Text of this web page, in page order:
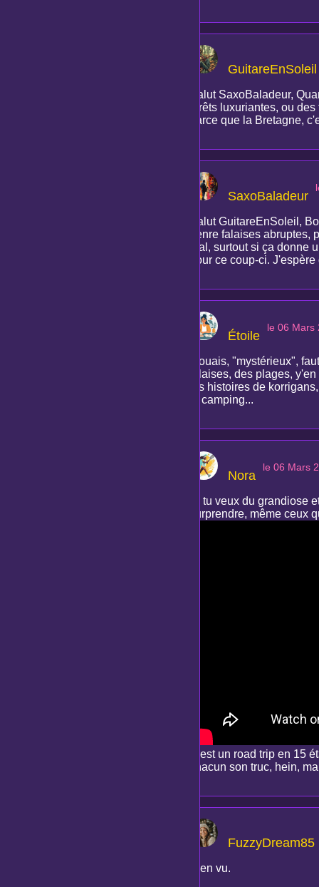
GuitareEnSoleil
Salut SaxoBaladeur,
forêts luxuriantes, ou
parce que la Bretagne,
SaxoBaladeur
Salut GuitareEnSoleil,
genre falaises
mal, surtout si ça donne
pour ce coup-ci.
Étoile
le 06 Mars
Mouais, "mystérieux",
falaises, des plages,
les histoires de
le camping...
Nora
le 06 Mars
Si tu veux du grandiose
surprendre, même ceux
C'est un road trip en 15
chacun son truc, hein,
FuzzyDream85
Bien vu.